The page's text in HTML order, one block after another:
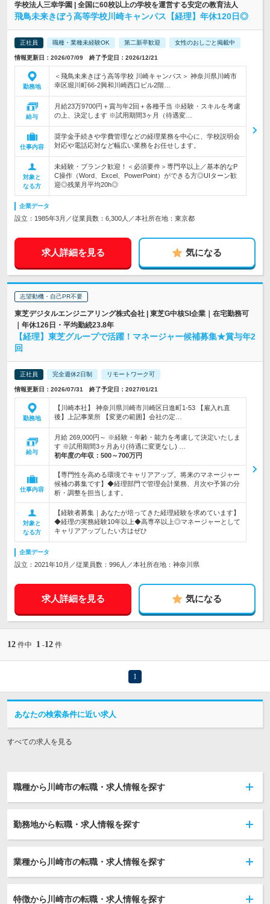
学校法人三幸学園 | 全国に60校以上の学校を運営する安定の教育法人
飛鳥未来きぼう高等学校川崎キャンパス【経理】年休120日◎
正社員 職種・業種未経験OK 第二新卒歓迎 女性のおしごと掲載中
情報更新日：2026/07/09 終了予定日：2026/12/21
勤務地
＜飛鳥未来きぼう高等学校 川崎キャンパス＞ 神奈川県川崎市
幸区堀川町66-2興和川崎西口ビル2階…
給与
月給23万9700円＋賞与年2回＋各種手当 ※経験・スキルを考慮
の上、決定します ※試用期間3ヶ月（待遇変…
仕事内容
奨学金手続きや学費管理などの経理業務を中心に、学校説明会
対応や電話応対など幅広い業務をお任せします。
対象と
なる方
未経験・ブランク歓迎！＜必須要件＞専門卒以上／基本的なP
C操作（Word、Excel、PowerPoint）ができる方◎UIターン歓
迎◎残業月平均20h◎
企業データ
設立：1985年3月／従業員数：6,300人／本社所在地：東京都
求人詳細を見る 気になる
志望動機・自己PR不要
東芝デジタルエンジニアリング株式会社 | 東芝G中核SI企業｜在宅勤務可
｜年休126日・平均勤続23.8年
【経理】東芝グループで活躍！マネージャー候補募集★賞与年2
回
正社員 完全週休2日制 リモートワーク可
情報更新日：2026/07/31 終了予定日：2027/01/21
勤務地
【川崎本社】 神奈川県川崎市川崎区日進町1-53 【雇入れ直
後】上記事業所 【変更の範囲】会社の定…
給与
月給 269,000円～ ※経験・年齢・能力を考慮して決定いたしま
す ※試用期間3ヶ月あり(待遇に変更なし) …
初年度の年収： 500～700万円
仕事内容
【専門性を高める環境でキャリアアップ。将来のマネージャー
候補の募集です】◆経理部門で管理会計業務、月次や予算の分
析・調整を担当します。
対象と
なる方
【経験者募集｜あなたが培ってきた経理経験を求めています】
◆経理の実務経験10年以上◆高専卒以上◎マネージャーとして
キャリアアップしたい方はぜひ
企業データ
設立：2021年10月／従業員数：996人／本社所在地：神奈川県
求人詳細を見る 気になる
12 件中 1 -12 件
1
あなたの検索条件に近い求人
すべての求人を見る
職種から川崎市の転職・求人情報を探す
勤務地から転職・求人情報を探す
業種から川崎市の転職・求人情報を探す
特徴から川崎市の転職・求人情報を探す